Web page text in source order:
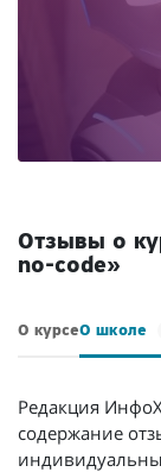
Отзывы о
no-code»
О курсеО школе
Редакция
содержание